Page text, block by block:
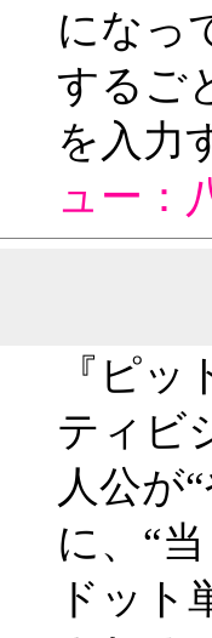
になっ
するご
を入力
ュー：
『ピ
ティ
人公が
に、“
ドット